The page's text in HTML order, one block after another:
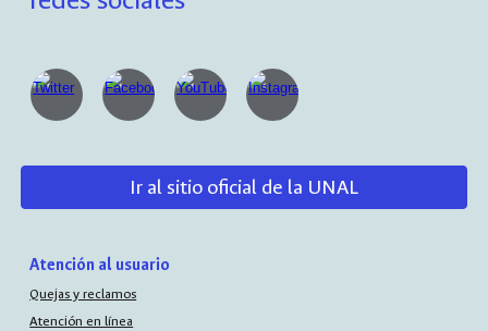
Ir al sitio oficial de la UNAL
Atención al usuario
Quejas y reclamos
Atención en línea